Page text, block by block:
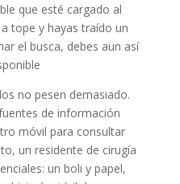
que esté cargado al
tope y hayas traído un
el busca, debes aun así
no pesen demasiado.
de información
móvil para consultar
un residente de cirugía
un boli y papel,